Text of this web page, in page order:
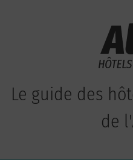
Le guide des
de